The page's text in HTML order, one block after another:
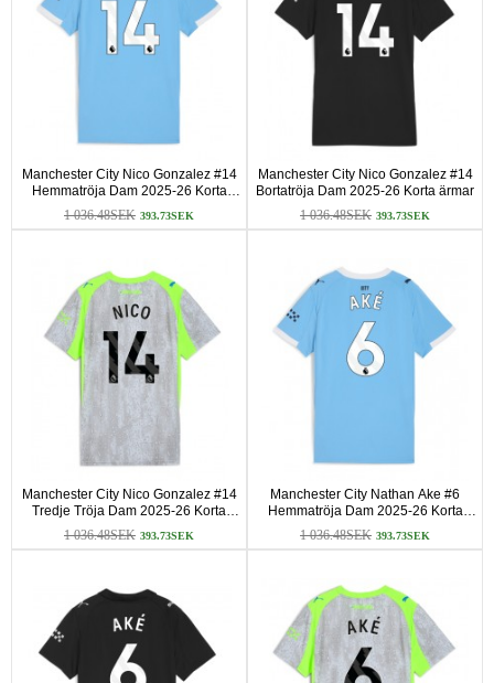
Manchester City Nico Gonzalez #14
Hemmatröja Dam 2025-26 Korta
ärmar
1 036.48SEK 393.73SEK
Manchester City Nico Gonzalez #14
Bortatröja Dam 2025-26 Korta ärmar
1 036.48SEK 393.73SEK
Manchester City Nico Gonzalez #14
Tredje Tröja Dam 2025-26 Korta
ärmar
1 036.48SEK 393.73SEK
Manchester City Nathan Ake #6
Hemmatröja Dam 2025-26 Korta
ärmar
1 036.48SEK 393.73SEK